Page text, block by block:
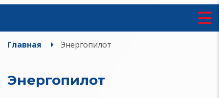
Главная Энергопилот
Энергопилот